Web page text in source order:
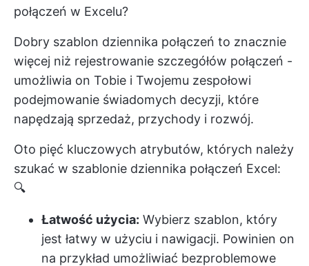
połączeń w Excelu?
Dobry szablon dziennika połączeń to znacznie
więcej niż rejestrowanie szczegółów połączeń -
umożliwia on Tobie i Twojemu zespołowi
podejmowanie świadomych decyzji, które
napędzają sprzedaż, przychody i rozwój.
Oto pięć kluczowych atrybutów, których należy
szukać w szablonie dziennika połączeń Excel:
🔍
Łatwość użycia: Wybierz szablon, który
jest łatwy w użyciu i nawigacji. Powinien on
na przykład umożliwiać bezproblemowe